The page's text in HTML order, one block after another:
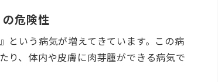
危険性
という病気が増えてきています。この病
り、体内や皮膚に肉芽腫ができる病気で